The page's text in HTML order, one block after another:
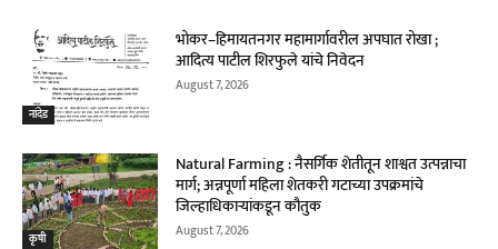
नांदेड
भोकर–हिमायतनगर महामार्गावरील अपघात रोखा ;
आदित्य पाटील शिरफुले यांचे निवेदन
August 7, 2026
कृषी
Natural Farming : नैसर्गिक शेतीतून शाश्वत उत्पन्नाचा
मार्ग; अन्नपूर्णा महिला शेतकरी गटाच्या उपक्रमांचे
जिल्हाधिकाऱ्यांकडून कौतुक
August 7, 2026